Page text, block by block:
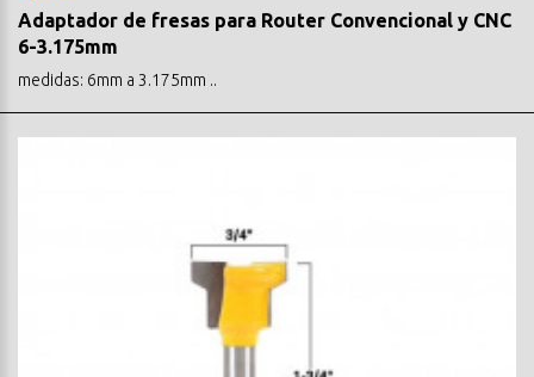
Adaptador de fresas para Router Convencional y CNC
6-3.175mm
medidas: 6mm a 3.175mm ..